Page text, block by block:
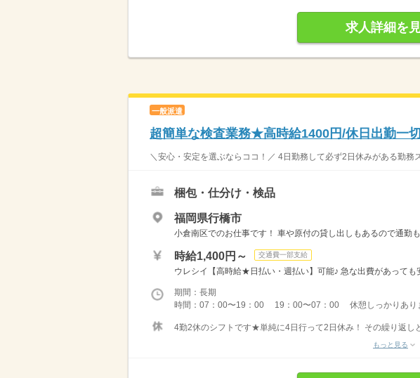
求人詳細を
一般派遣
超簡単な検査業務★高時給1400円/休日出勤一
＼安心・安定を選ぶならココ！／ 4日勤務して必ず2日休みがある勤務
梱包・仕分け・検品
福岡県行橋市
小倉南区でのお仕事です！ 車や原付の貸し出しもあるので通勤
時給1,400円～ 交通費一部支給
ウレシイ【高時給★日払い・週払い】可能♪ 急な出費があっても
期間：長期
時間：07：00〜19：00 19：00〜07：00 休憩しっかりあり
4勤2休のシフトです★単純に4日行って2日休み！ その繰り返し
もっと見る